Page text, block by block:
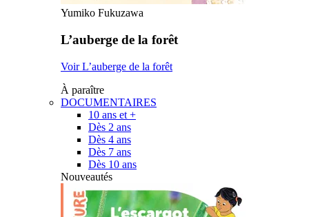
Yumiko Fukuzawa
L’auberge de la forêt
Voir L’auberge de la forêt
À paraître
DOCUMENTAIRES
10 ans et +
Dès 2 ans
Dès 4 ans
Dès 7 ans
Dès 10 ans
Nouveautés